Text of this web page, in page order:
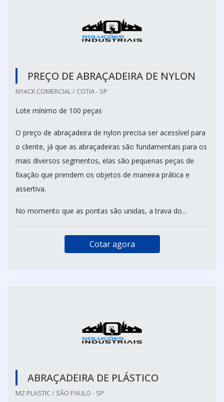
PREÇO DE ABRAÇADEIRA DE NYLON
NYACK COMERCIAL / COTIA - SP
Lote mínimo de 100 peças
O preço de abraçadeira de nylon precisa ser acessível para
o cliente, já que as abraçadeiras são fundamentais para os
mais diversos segmentos, elas são pequenas peças de
fixação que prendem os objetos de maneira prática e
assertiva.
No momento que as pontas são unidas, a trava do...
Cotar agora
ABRAÇADEIRA DE PLÁSTICO
MZ PLASTIC / SÃO PAULO - SP